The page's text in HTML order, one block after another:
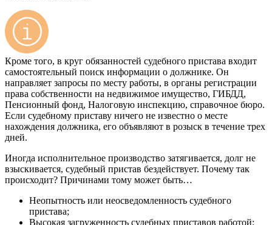
Кроме того, в круг обязанностей судебного пристава входит
самостоятельный поиск информации о должнике. Он
направляет запросы по месту работы, в органы регистрации
права собственности на недвижимое имущество, ГИБДД,
Пенсионный фонд, Налоговую инспекцию, справочное бюро.
Если судебному приставу ничего не известно о месте
нахождения должника, его объявляют в розыск в течение трех
дней.
Иногда исполнительное производство затягивается, долг не
взыскивается, судебный пристав бездействует. Почему так
происходит? Причинами тому может быть…
Неопытность или неосведомленность судебного
пристава;
Высокая загруженность судебных приставов работой;